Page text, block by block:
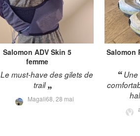
Salomon ADV Skin 5
femme
Le must-have des gilets de
trail
Magali68, 28 mai
Salomon